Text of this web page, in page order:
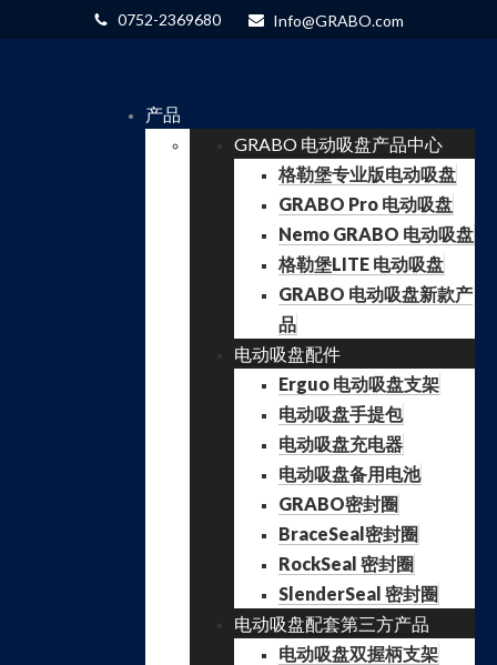
0752-2369680 Info@GRABO.com
产品
GRABO 电动吸盘产品中心
格勒堡专业版电动吸盘
GRABO Pro 电动吸盘
Nemo GRABO 电动吸盘
格勒堡LITE 电动吸盘
GRABO 电动吸盘新款产
品
电动吸盘配件
Erguo 电动吸盘支架
电动吸盘手提包
电动吸盘充电器
电动吸盘备用电池
GRABO密封圈
BraceSeal密封圈
RockSeal 密封圈
SlenderSeal 密封圈
电动吸盘配套第三方产品
电动吸盘双握柄支架